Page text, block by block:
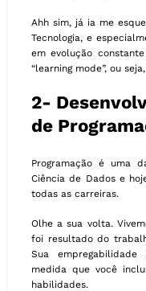
Ahh sim, já ia me
Tecnologia, e
em evolução
“learning mode”, ou
2-
de
Programação é uma
Ciência de Dados e
todas as carreiras.
Olhe a sua volta.
foi resultado do
Sua
medida que você
habilidades.